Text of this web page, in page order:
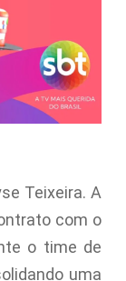
Teixeira. A
com o
o time de
uma